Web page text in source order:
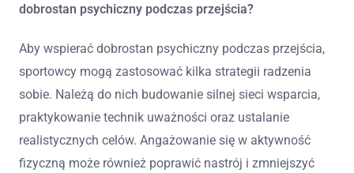
dobrostan psychiczny podczas przejścia?
Aby wspierać dobrostan psychiczny podczas przejścia,
sportowcy mogą zastosować kilka strategii radzenia
sobie. Należą do nich budowanie silnej sieci wsparcia,
praktykowanie technik uważności oraz ustalanie
realistycznych celów. Angażowanie się w aktywność
fizyczną może również poprawić nastrój i zmniejszyć